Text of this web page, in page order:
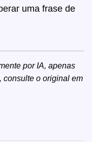
uma frase de
por IA, apenas
consulte o original em